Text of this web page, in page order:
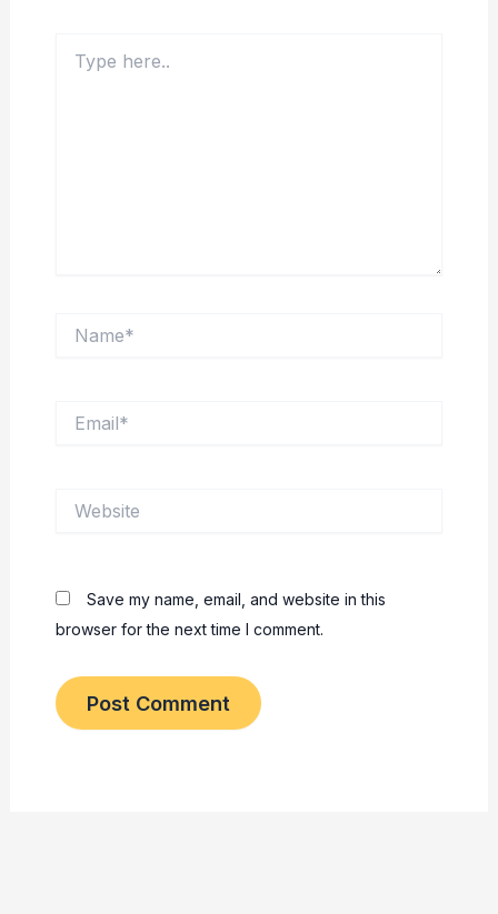
here..
Save my name, email, and website in this
browser for the next time I comment.